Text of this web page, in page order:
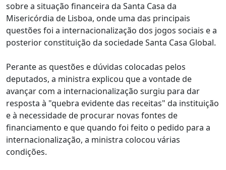
sobre a situação financeira da Santa Casa da
Misericórdia de Lisboa, onde uma das principais
questões foi a internacionalização dos jogos sociais e a
posterior constituição da sociedade Santa Casa Global.
Perante as questões e dúvidas colocadas pelos
deputados, a ministra explicou que a vontade de
avançar com a internacionalização surgiu para dar
resposta à "quebra evidente das receitas" da instituição
e à necessidade de procurar novas fontes de
financiamento e que quando foi feito o pedido para a
internacionalização, a ministra colocou várias
condições.